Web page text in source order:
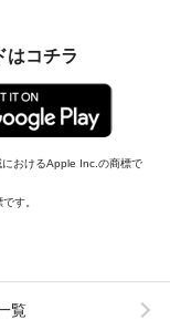
はコチラ
おけるApple Inc.の商標で
す。
覧